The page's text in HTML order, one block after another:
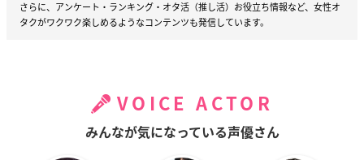
さらに、アンケート・ランキング・オタ活（推し活）お役立ち情報など、女性オ
タクがワクワク楽しめるようなコンテンツも発信しています。
VOICE ACTOR
みんなが気になっている声優さん